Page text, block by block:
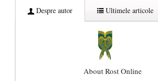
Despre autor Ultimele articole
About Rost Online